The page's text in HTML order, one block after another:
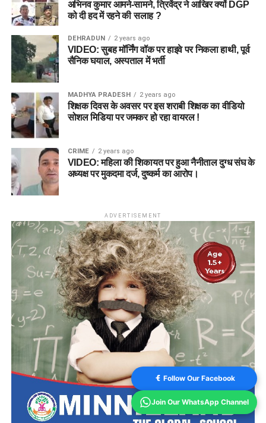
अभिनव कुमार आमने-सामने, त्रिवेंद्र ने आखिर क्यों DGP
को दी हद में रहने की सलाह ?
DEHRADUN 2 years ago
VIDEO: सुबह मॉर्निंग वॉक पर हाइवे पर निकला हाथी, पूर्व
सैनिक घयाल, अस्पताल में भर्ती
MADHYA PRADESH 2 years ago
शिक्षक दिवस के अवसर पर इस शराबी शिक्षक का वीडियो
सोशल मिडिया पर जमकर हो रहा वायरल !
CRIME 2 years ago
VIDEO: महिला की शिकायत पर हुआ नैनीताल दुग्ध संघ के
अध्यक्ष पर मुकदमा दर्ज, दुष्कर्म का आरोप।
ADVERTISEMENT
Follow Our Facebook
Join Our WhatsApp Channel